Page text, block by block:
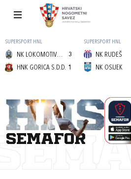
SUPERSPORT HNL
NK LOKOMOTIVA (Z)
3
1
HNK GORICA S.D.D.
SUPERSPORT HNL
NK RUDEŠ
NK OSIJEK
semafor